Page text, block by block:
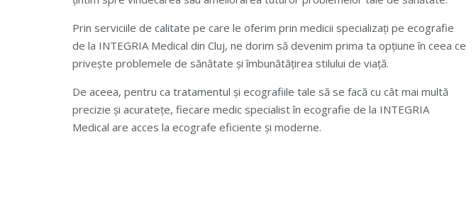
Prin serviciile de calitate pe care le oferim prin medicii specializați pe ecografie
de la INTEGRIA Medical din Cluj, ne dorim să devenim prima ta opțiune în ceea ce
privește problemele de sănătate și îmbunătățirea stilului de viață.
De aceea, pentru ca tratamentul și ecografiile tale să se facă cu cât mai multă
precizie și acuratețe, fiecare medic specialist în ecografie de la INTEGRIA
Medical are acces la ecografe eficiente și moderne.